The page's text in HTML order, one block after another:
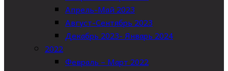
Апрель-Май 2023
Август-Сентябрь 2023
Декабрь 2023- Январь 2024
2022
Февраль – Март 2022